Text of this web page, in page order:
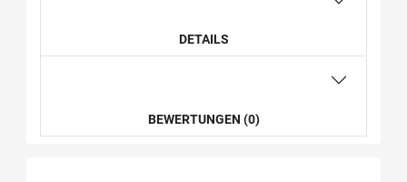
DETAILS
BEWERTUNGEN (0)